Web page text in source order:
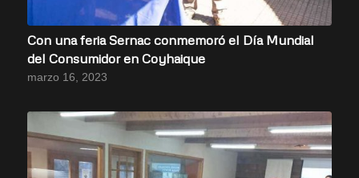
Con una feria Sernac conmemoró el Día Mundial
del Consumidor en Coyhaique
marzo 16, 2023